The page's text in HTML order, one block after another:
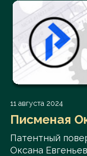
11 августа 2024
Писменая
Патентный
Оксана